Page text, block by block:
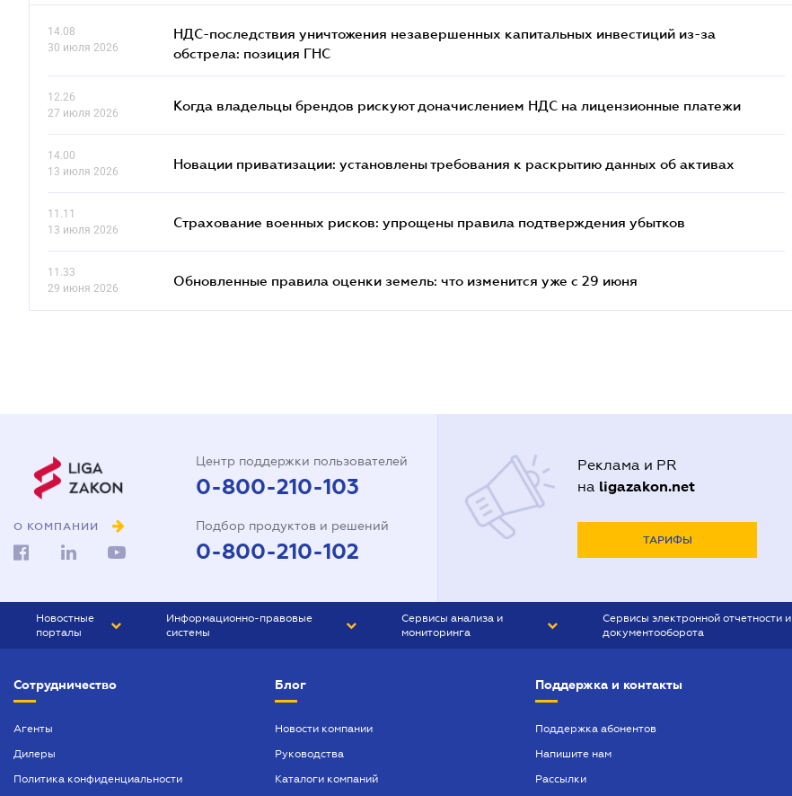
14.08
30 июля 2026
НДС-последствия уничтожения незавершенных капитальных инвестиций из-за
обстрела: позиция ГНС
12.26
27 июля 2026
Когда владельцы брендов рискуют доначислением НДС на лицензионные платежи
14.00
13 июля 2026
Новации приватизации: установлены требования к раскрытию данных об активах
11.11
13 июля 2026
Страхование военных рисков: упрощены правила подтверждения убытков
11.33
29 июня 2026
Обновленные правила оценки земель: что изменится уже с 29 июня
О КОМПАНИИ
Центр поддержки пользователей
0-800-210-103
Подбор продуктов и решений
0-800-210-102
Реклама и PR
на ligazakon.net
ТАРИФЫ
Новостные
порталы
БИЗНЕС
Информационно-правовые
системы
БУХГАЛТЕР ПРОФ
ЮРИСТ ПРОФ
Сервисы анализа и
мониторинга
Сервисы электронной отчетности и
документооборота
Сотрудничество
Агенты
Дилеры
Политика конфиденциальности
Блог
Новости компании
Руководства
Каталоги компаний
Поддержка и контакты
Поддержка абонентов
Напишите нам
Рассылки